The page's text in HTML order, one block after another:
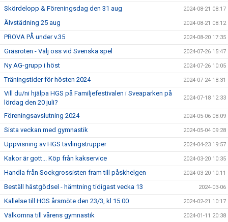
Skördelopp & Föreningsdag den 31 aug 2024-08-21 08:17
Älvstädning 25 aug 2024-08-21 08:12
PROVA PÅ under v.35 2024-08-20 17:35
Gräsroten - Välj oss vid Svenska spel 2024-07-26 15:47
Ny AG-grupp i höst 2024-07-26 10:05
Träningstider för hösten 2024 2024-07-24 18:31
Vill du/ni hjälpa HGS på Familjefestivalen i Sveaparken på
lördag den 20 juli?
2024-07-18 12:33
Föreningsavslutning 2024 2024-05-06 08:09
Sista veckan med gymnastik 2024-05-04 09:28
Uppvisning av HGS tävlingstrupper 2024-04-23 19:57
Kakor är gott... Köp från kakservice 2024-03-20 10:35
Handla från Sockgrossisten fram till påskhelgen 2024-03-20 10:11
Beställ hästgödsel - hämtning tidigast vecka 13 2024-03-06
Kallelse till HGS årsmöte den 23/3, kl 15.00 2024-02-21 10:17
Välkomna till vårens gymnastik 2024-01-11 20:38